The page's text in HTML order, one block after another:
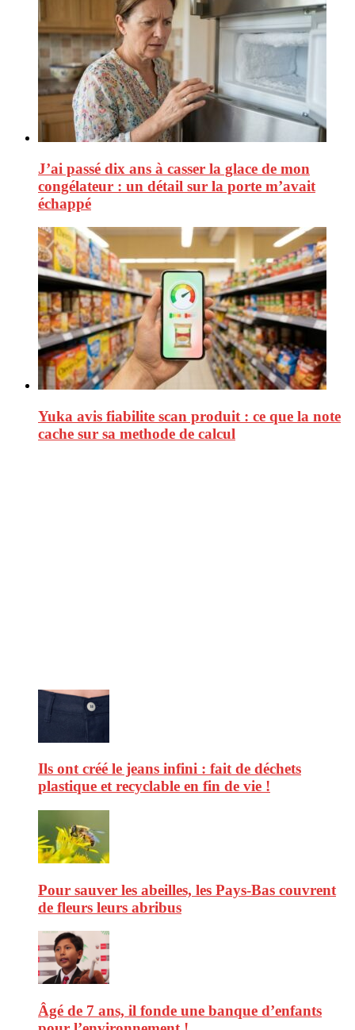
J’ai passé dix ans à casser la glace de mon
congélateur : un détail sur la porte m’avait
échappé
Yuka avis fiabilite scan produit : ce que la note
cache sur sa methode de calcul
Ils ont créé le jeans infini : fait de déchets
plastique et recyclable en fin de vie !
Pour sauver les abeilles, les Pays-Bas couvrent
de fleurs leurs abribus
Âgé de 7 ans, il fonde une banque d’enfants